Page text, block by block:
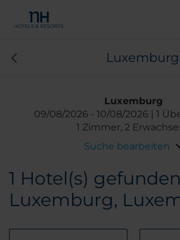
Luxemburg
Luxemburg
09/08/2026
10/08/2026
1
1 Zimmer, 2
Suche bearbeiten
1 Hotel(s)
Luxemburg,